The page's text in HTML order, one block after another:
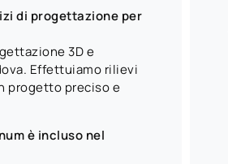
di progettazione per
3D e
Effettuiamo rilievi
progetto preciso e
è incluso nel